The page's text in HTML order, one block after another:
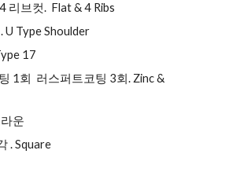
리브컷.  Flat & 4 Ribs
U Type Shoulder
17
1회  러스퍼트코팅 3회. Zinc &
운
. Square